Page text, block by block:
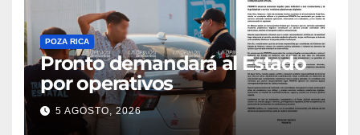
POZA RICA
Pronto demandará al Estado
por operativos
5 AGOSTO, 2026